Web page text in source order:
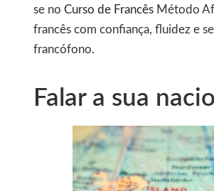
se no Curso de Francês Método
francês com confiança, fluidez e
francófono.
Falar a sua